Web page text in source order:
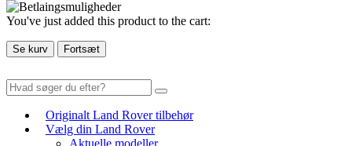
You've just added this product to the cart:
Se kurv Fortsæt
Originalt Land Rover tilbehør
Vælg din Land Rover
Aktuelle modeller